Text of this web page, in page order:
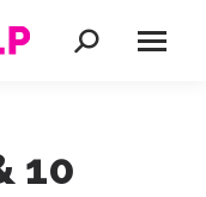
Recherche
10